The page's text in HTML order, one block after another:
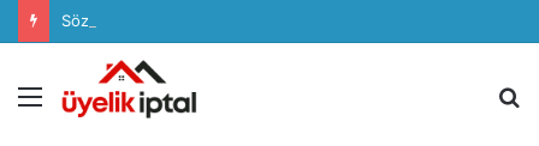
Sözcü Plus Üyelik İptali Nasıl Yapılır
Menü